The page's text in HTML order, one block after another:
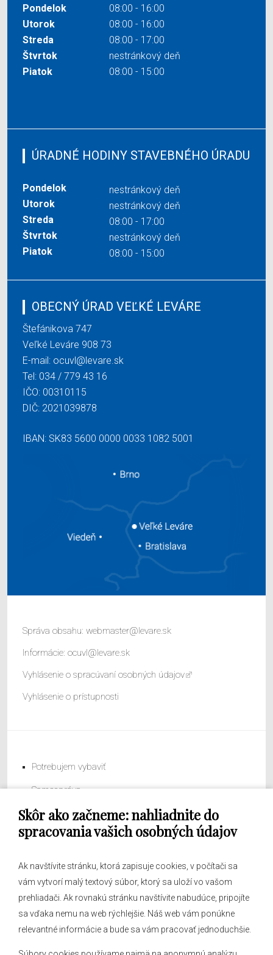
Skôr ako začneme: nahliadnite do
spracovania vašich osobných údajov
Ak navštívite stránku, ktorá zapisuje cookies, v počítači sa
vám vytvorí malý textový súbor, ktorý sa uloží vo vašom
prehliadači. Ak rovnakú stránku navštívite nabudúce, pripojíte
sa vďaka nemu na web rýchlejšie. Náš web vám ponúkne
relevantné informácie a bude sa vám pracovať jednoduchšie.
Pondelok
08:00 - 16:00
Utorok
08:00 - 16:00
Streda
08:00 - 17:00
Štvrtok
nestránkový deň
Piatok
08:00 - 15:00
ÚRADNÉ HODINY STAVEBNÉHO ÚRADU
Pondelok
nestránkový deň
Utorok
nestránkový deň
Streda
08:00 - 17:00
Štvrtok
nestránkový deň
Piatok
08:00 - 15:00
OBECNÝ ÚRAD VEĽKÉ LEVÁRE
Štefánikova 747
Veľké Leváre 908 73
E-mail: ocuvl@levare.sk
Tel: 034 / 779 43 16
IČO: 00310115
DIČ: 2021039878
IBAN: SK83 5600 0000 0033 1082 5001
Správa obsahu: webmaster@levare.sk
Informácie: ocuvl@levare.sk
Vyhlásenie o spracúvaní osobných údajov
Vyhlásenie o prístupnosti
Potrebujem vybaviť
Samospráva
Obecný úrad
O obci
Hlásenia obecného rozhlasu